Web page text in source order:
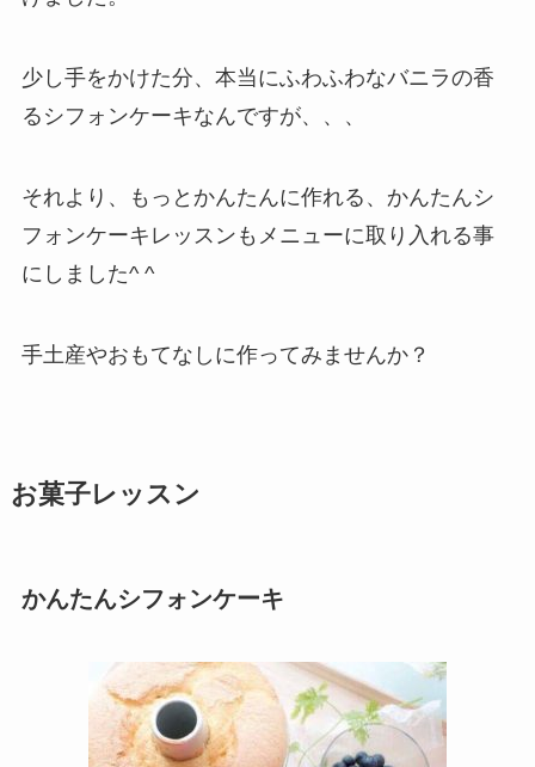
少し手をかけた分、本当にふわふわなバニラの香
るシフォンケーキなんですが、、、
それより、もっとかんたんに作れる、かんたんシ
フォンケーキレッスンもメニューに取り入れる事
にしました^ ^
手土産やおもてなしに作ってみませんか？
お菓子レッスン
かんたんシフォンケーキ